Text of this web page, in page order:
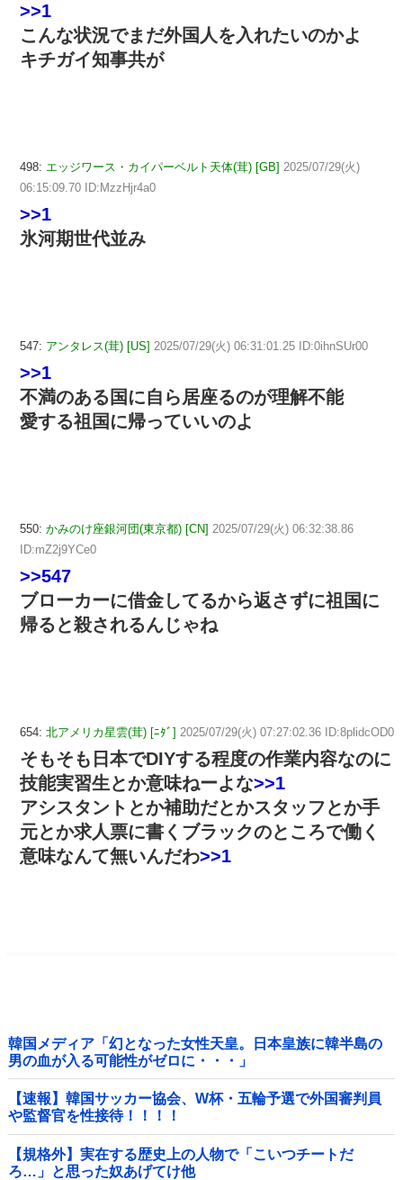
>>1
こんな状況でまだ外国人を入れたいのかよ
キチガイ知事共が
498: エッジワース・カイパーベルト天体(茸) [GB] 2025/07/29(火)
06:15:09.70 ID:MzzHjr4a0
>>1
氷河期世代並み
547: アンタレス(茸) [US] 2025/07/29(火) 06:31:01.25 ID:0ihnSUr00
>>1
不満のある国に自ら居座るのが理解不能
愛する祖国に帰っていいのよ
550: かみのけ座銀河団(東京都) [CN] 2025/07/29(火) 06:32:38.86
ID:mZ2j9YCe0
>>547
ブローカーに借金してるから返さずに祖国に
帰ると殺されるんじゃね
654: 北アメリカ星雲(茸) [ﾆﾀﾞ] 2025/07/29(火) 07:27:02.36 ID:8plidcOD0
そもそも日本でDIYする程度の作業内容なのに
技能実習生とか意味ねーよな>>1
アシスタントとか補助だとかスタッフとか手
元とか求人票に書くブラックのところで働く
意味なんて無いんだわ>>1
韓国メディア「幻となった女性天皇。日本皇族に韓半島の
男の血が入る可能性がゼロに・・・」
【速報】韓国サッカー協会、W杯・五輪予選で外国審判員
や監督官を性接待！！！！
【規格外】実在する歴史上の人物で「こいつチートだ
ろ…」と思った奴あげてけ他